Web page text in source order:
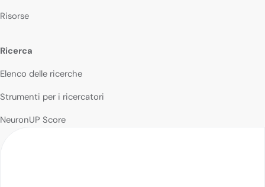
Risorse
Ricerca
Elenco delle ricerche
Strumenti per i ricercatori
NeuronUP Score